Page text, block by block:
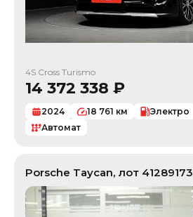
4S Cross Turismo
14 372 338 ₽
2024 18 761 км Электро
Автомат
Porsche Taycan, лот 41289173